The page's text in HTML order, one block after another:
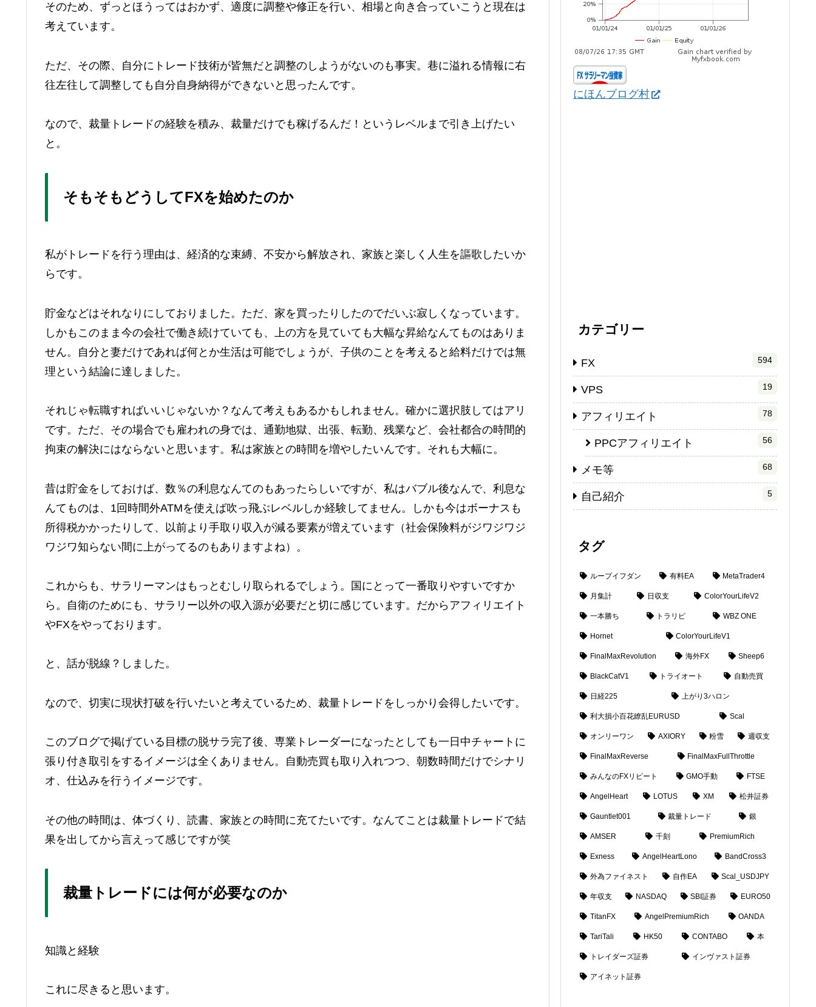
そのため、ずっとほうってはおかず、適度に調整や修正を行い、相場と向き合っていこうと現在は
考えています。
ただ、その際、自分にトレード技術が皆無だと調整のしようがないのも事実。巷に溢れる情報に右
往左往して調整しても自分自身納得ができないと思ったんです。
なので、裁量トレードの経験を積み、裁量だけでも稼げるんだ！というレベルまで引き上げたい
と。
そもそもどうしてFXを始めたのか
私がトレードを行う理由は、 経済的な束縛、不安から解放され、家族と楽しく人生を謳歌したいか
らです。
貯金などはそれなりにしておりました。ただ、家を買ったりしたのでだいぶ寂しくなっています。
しかもこのまま今の会社で働き続けていても、上の方を見ていても大幅な昇給なんてものはありま
せん。自分と妻だけであれば何とか生活は可能でしょうが、 子供のことを考えると給料だけでは無
理 という結論に達しました。
それじゃ転職すればいいじゃないか？なんて考えもあるかもしれません。確かに選択肢してはアリ
です。ただ、その場合でも雇われの身では、通勤地獄、出張、転勤、残業など、会社都合の時間的
拘束の解決にはならないと思います。私は家族との時間を増やしたいんです。それも大幅に。
昔は貯金をしておけば、数％の利息なんてのもあったらしいですが、私はバブル後なんで、利息な
んてものは、1回時間外ATMを使えば吹っ飛ぶレベルしか経験してません。しかも今はボーナスも
所得税かかったりして、以前より手取り収入が減る要素が増えています（社会保険料がジワジワジ
ワジワ知らない間に上がってるのもありますよね）。
これからも、サラリーマンはもっとむしり取られるでしょう。国にとって一番取りやすいですか
ら。自衛のためにも、サラリー以外の収入源が必要だと切に感じています。だからアフィリエイト
やFXをやっております。
と、話が脱線？しました。
なので、切実に現状打破を行いたいと考えているため、裁量トレードをしっかり会得したいです。
このブログで掲げている目標の脱サラ完了後、専業トレーダーになったとしても一日中チャートに
張り付き取引をするイメージは全くありません。自動売買も取り入れつつ、朝数時間だけでシナリ
オ、仕込みを行うイメージです。
その他の時間は、体づくり、読書、家族との時間に充てたいです。なんてことは裁量トレードで結
果を出してから言えって感じですが笑
裁量トレードには何が必要なのか
知識と経験
これに尽きると思います。
にほんブログ村
カテゴリー
FX 594
VPS 19
アフィリエイト 78
PPCアフィリエイト 56
メモ等 68
自己紹介 5
タグ
ループイフダン 有料EA MetaTrader4
月集計 日収支 ColorYourLifeV2
一本勝ち トラリピ WBZ ONE
Hornet ColorYourLifeV1
FinalMaxRevolution 海外FX Sheep6
BlackCatV1 トライオート 自動売買
日経225 上がり3ハロン
利大損小百花繚乱EURUSD Scal
オンリーワン AXIORY 粉雪 週収支
FinalMaxReverse FinalMaxFullThrottle
みんなのFXリピート GMO手動 FTSE
AngelHeart LOTUS XM 松井証券
Gauntlet001 裁量トレード 銀
AMSER 千刻 PremiumRich
Exness AngelHeartLono BandCross3
外為ファイネスト 自作EA Scal_USDJPY
年収支 NASDAQ SBI証券 EURO50
TitanFX AngelPremiumRich OANDA
TariTali HK50 CONTABO 本
トレイダーズ証券 インヴァスト証券
アイネット証券